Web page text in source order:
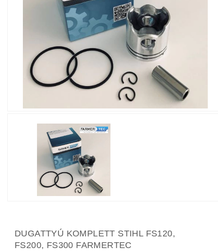
DUGATTYÚ KOMPLETT STIHL FS120,
FS200, FS300 FARMERTEC